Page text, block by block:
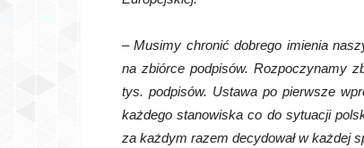
– Musimy chronić dobrego imienia
na zbiórce podpisów. Rozpoczynamy
tys. podpisów. Ustawa po pierwsze
każdego stanowiska co do sytuacji
za każdym razem decydował w każdej